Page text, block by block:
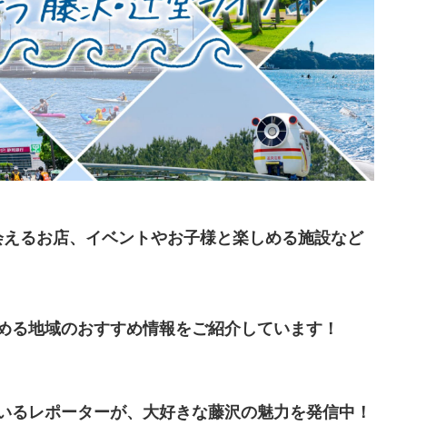
るお店、イベントやお子様と楽しめる施設など
る地域のおすすめ情報をご紹介しています！
るレポーターが、大好きな藤沢の魅力を発信中！